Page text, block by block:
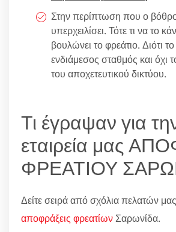
Στην περίπτωση που ο
υπερχειλίσει. Τότε τι να το
βουλώνει το φρεάτιο. Διότι το
ενδιάμεσος σταθμός και όχι
του αποχετευτικού δικτύου.
Τι έγραψαν για
εταιρεία μας
ΦΡΕΑΤΙΟΥ
Δείτε σειρά από σχόλια πελατών μας
αποφράξεις φρεατίωνΣαρωνίδα.